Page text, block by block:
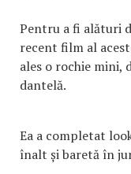
Pentru a fi alături
recent film al
ales o rochie mini,
dantelă.
Ea a completat
înalt și baretă în